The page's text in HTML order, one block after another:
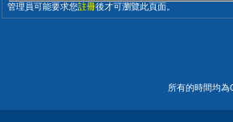
管理員可能要求您註冊後才可瀏覽此頁面。
所有的時間均為